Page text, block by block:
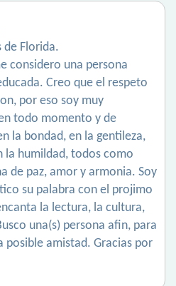
de Florida.
considero una persona
Creo que el respeto
por eso soy muy
todo momento y de
la bondad, en la gentileza,
la humildad, todos como
de paz, amor y armonia. Soy
su palabra con el projimo
la lectura, la cultura,
una(s) persona afin, para
posible amistad. Gracias por